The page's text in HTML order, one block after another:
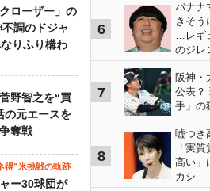
ローザー」の
調のドジャ
りふり構わ
野智之を“買
元エースを
奪戦
得”米挑戦の軌跡
ー30球団が
6
バナナ
きそう
…レギ
のジレ
7
阪神・
公表？
手」の
8
嘘つき
「実
高い」
カシ